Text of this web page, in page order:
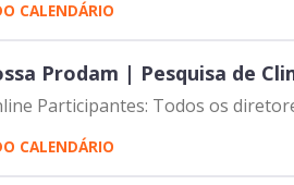
CALENDÁRIO
Prodam | Pesquisa de
Participantes: Todos os
CALENDÁRIO